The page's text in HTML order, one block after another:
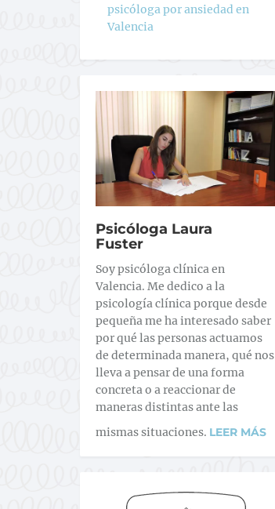
psicóloga por ansiedad en
Valencia
Psicóloga Laura
Fuster
Soy psicóloga clínica en
Valencia. Me dedico a la
psicología clínica porque desde
pequeña me ha interesado saber
por qué las personas actuamos
de determinada manera, qué nos
lleva a pensar de una forma
concreta o a reaccionar de
maneras distintas ante las
mismas situaciones. LEER MÁS